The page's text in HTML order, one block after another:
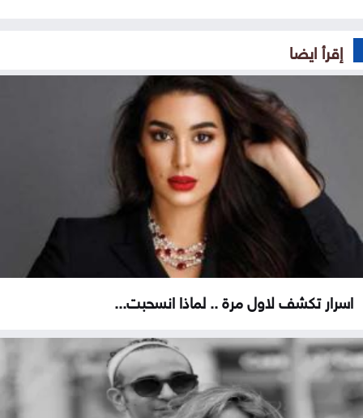
إقرأ ايضا
اسرار تكشف لاول مرة .. لماذا انسحبت...